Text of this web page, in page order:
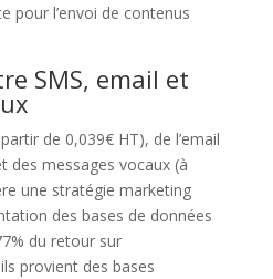
pour l’envoi de contenus
SMS, email et
de 0,039€ HT), de l’email
des messages vocaux (à
une stratégie marketing
des bases de données
du retour sur
provient des bases